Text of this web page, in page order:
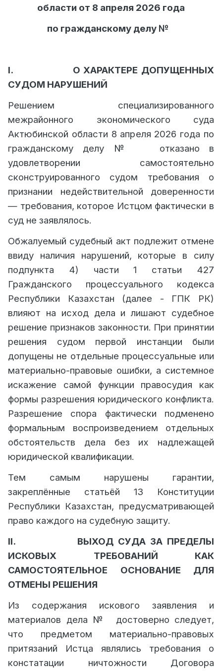
области от 8 апреля 2026 года
по гражданскому делу №
I.
О ХАРАКТЕРЕ ДОПУЩЕННЫХ
СУДОМ НАРУШЕНИЙ
Решением специализированного
межрайонного экономического суда
Актюбинской области 8 апреля 2026 года по
гражданскому делу №
отказано в
удовлетворении самостоятельно
сконструированного судом требования о
признании недействительной доверенности
— требования, которое Истцом фактически в
суд не заявлялось.
Обжалуемый судебный акт подлежит отмене
ввиду наличия нарушений, которые в силу
подпункта 4) части 1 статьи 427
Гражданского процессуального кодекса
Республики Казахстан (далее - ГПК РК)
влияют на исход дела и лишают судебное
решение признаков законности. При принятии
решения судом первой инстанции были
допущены не отдельные процессуальные или
материально-правовые ошибки, а системное
искажение самой функции правосудия как
формы разрешения юридического конфликта.
Разрешение спора фактически подменено
формальным воспроизведением отдельных
обстоятельств дела без их надлежащей
юридической квалификации.
Тем самым нарушены гарантии,
закреплённые статьёй 13 Конституции
Республики Казахстан, предусматривающей
право каждого на судебную защиту.
II.
ВЫХОД СУДА ЗА ПРЕДЕЛЫ
ИСКОВЫХ ТРЕБОВАНИЙ КАК
САМОСТОЯТЕЛЬНОЕ ОСНОВАНИЕ ДЛЯ
ОТМЕНЫ РЕШЕНИЯ
Из содержания искового заявления и
материалов дела № достоверно следует,
что предметом материально-правовых
притязаний Истца являлись требования о
констатации ничтожности Договора